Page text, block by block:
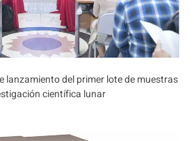
lanzamiento del primer lote de muestras
científica lunar